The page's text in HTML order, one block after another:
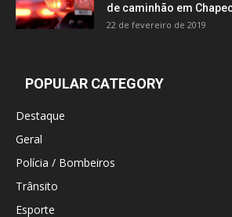
de caminhão em
22 de fevereiro de 2019
POPULAR CATEGORY
Destaque
Geral
Polícia / Bombeiros
Trânsito
Esporte